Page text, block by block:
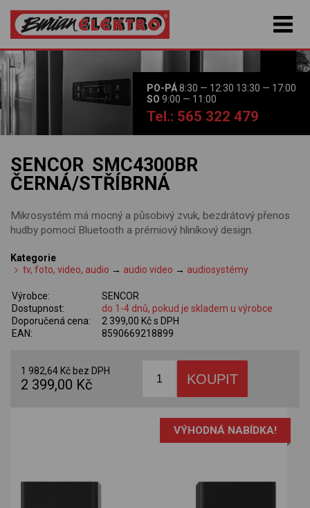
PO-PÁ8:30 — 12:30 13:30 — 17:00
SO 9:00 — 11:00
Tel.: 565 322 479
SENCOR SMC4300BR
ČERNÁ/STŘÍBRNÁ
Mikrosystém má mocný a působivý zvuk, bezdrátový přenos
hudby pomocí Bluetooth a prémiový hliníkový design.
Kategorie
tv, foto, video, audio → audio video → audiosystémy
Výrobce:
SENCOR
Dostupnost:
do 1-4 dnů, pokud je skladem u výrobce
Doporučená cena:
2 399,00 Kč s DPH
EAN:
8590669218899
1 982,64 Kč bez DPH
2 399,00 Kč
VÝHODNÁ NABÍDKA!